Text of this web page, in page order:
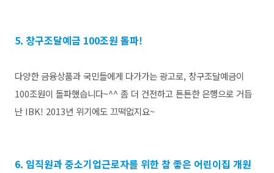
5. 창구조달예금 100조원 돌파!
다양한 금융상품과 국민들에게 다가가는 광고로, 창구조달예금이
100조원이 돌파했습니다~^^ 좀 더 건전하고 튼튼한 은행으로 거듭
난 IBK! 2013년 위기에도 끄떡없지요~
6. 임직원과 중소기업근로자를 위한 참 좋은 어린이집 개원